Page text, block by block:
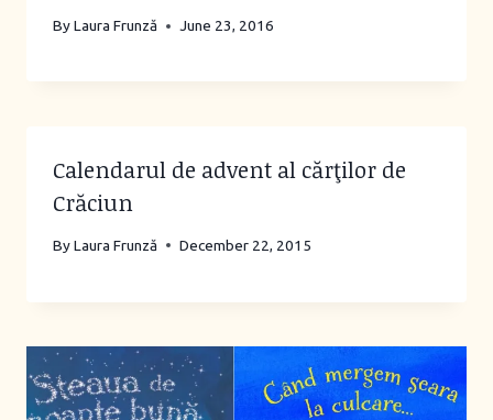
ByLaura Frunză June 23, 2016
Calendarul de advent al cărţilor de
Crăciun
ByLaura Frunză December 22, 2015